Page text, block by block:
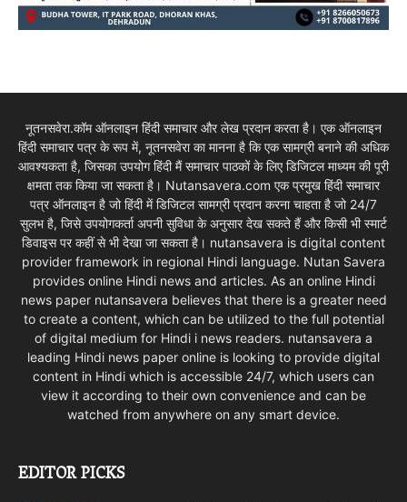
नूतनसवेरा.कॉम ऑनलाइन हिंदी समाचार और लेख प्रदान करता है। एक ऑनलाइन
हिंदी समाचार पत्र के रूप में, नूतनसवेरा का मानना है कि एक सामग्री बनाने की अधिक
आवश्यकता है, जिसका उपयोग हिंदी मैं समाचार पाठकों के लिए डिजिटल माध्यम की पूरी
क्षमता तक किया जा सकता है। Nutansavera.com एक प्रमुख हिंदी समाचार
पत्र ऑनलाइन है जो हिंदी में डिजिटल सामग्री प्रदान करना चाहता है जो 24/7
सुलभ है, जिसे उपयोगकर्ता अपनी सुविधा के अनुसार देख सकते हैं और किसी भी स्मार्ट
डिवाइस पर कहीं से भी देखा जा सकता है। nutansavera is digital content
provider framework in regional Hindi language. Nutan Savera
provides online Hindi news and articles. As an online Hindi
news paper nutansavera believes that there is a greater need
to create a content, which can be utilized to the full potential
of digital medium for Hindi i news readers. nutansavera a
leading Hindi news paper online is looking to provide digital
content in Hindi which is accessible 24/7, which users can
view it according to their own convenience and can be
watched from anywhere on any smart device.
EDITOR PICKS